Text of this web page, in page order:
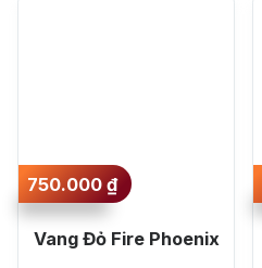
750.000₫
Vang Đỏ Fire Phoenix